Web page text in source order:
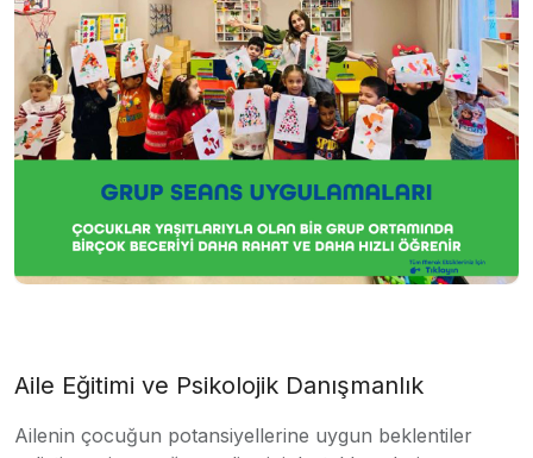
Aile Eğitimi ve Psikolojik Danışmanlık
Ailenin çocuğun potansiyellerine uygun beklentiler